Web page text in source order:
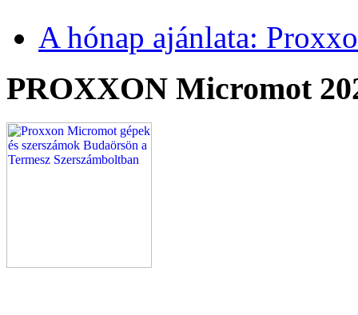
A hónap ajánlata:
PROXXON Micromot